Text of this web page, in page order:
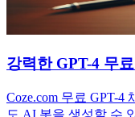
강력한 GPT-4 무
Coze.com 무료 GPT-4
도 AI 봇을 생성할 수